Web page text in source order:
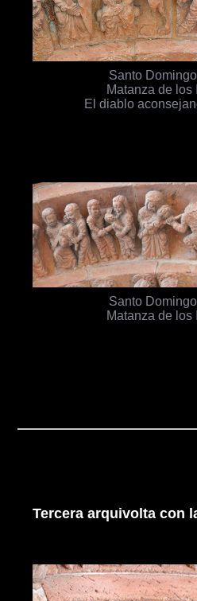
Santo
Matanza de los
El diablo
Santo
Matanza de los
Tercera arquivolta con